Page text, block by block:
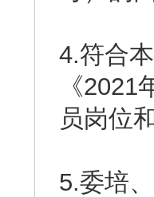
4.符合
《
员岗位
5.委培